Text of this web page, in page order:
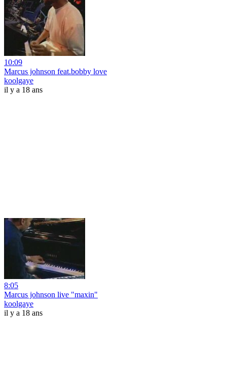
10:09
Marcus johnson feat.bobby love
koolgaye
il y a 18 ans
8:05
Marcus johnson live "maxin"
koolgaye
il y a 18 ans